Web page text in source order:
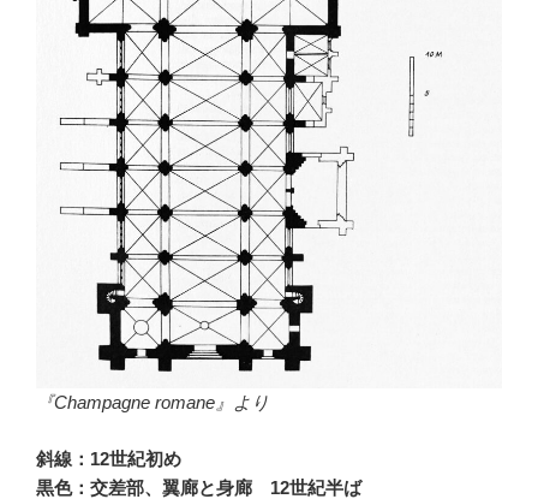
『Champagne romane』より
斜線：12世紀初め
黒色：交差部、翼廊と身廊 12世紀半ば